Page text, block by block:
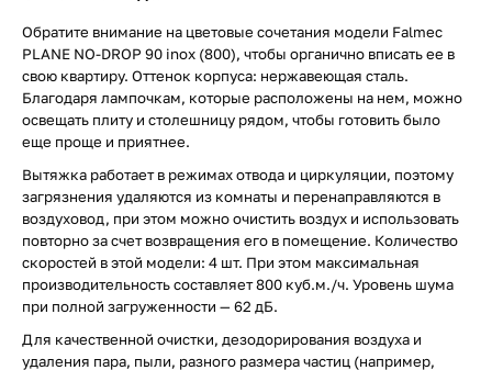
Обратите внимание на цветовые сочетания модели Falmec
PLANE NO-DROP 90 inox (800), чтобы органично вписать ее в
свою квартиру. Оттенок корпуса: нержавеющая сталь.
Благодаря лампочкам, которые расположены на нем, можно
освещать плиту и столешницу рядом, чтобы готовить было
еще проще и приятнее.
Вытяжка работает в режимах отвода и циркуляции, поэтому
загрязнения удаляются из комнаты и перенаправляются в
воздуховод, при этом можно очистить воздух и использовать
повторно за счет возвращения его в помещение. Количество
скоростей в этой модели: 4 шт. При этом максимальная
производительность составляет 800 куб.м./ч. Уровень шума
при полной загруженности — 62 дБ.
Для качественной очистки, дезодорирования воздуха и
удаления пара, пыли, разного размера частиц (например,